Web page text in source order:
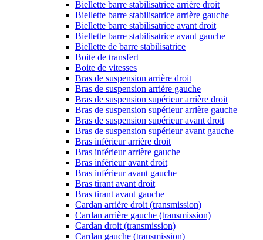
Biellette barre stabilisatrice arrière droit
Biellette barre stabilisatrice arrière gauche
Biellette barre stabilisatrice avant droit
Biellette barre stabilisatrice avant gauche
Biellette de barre stabilisatrice
Boite de transfert
Boite de vitesses
Bras de suspension arrière droit
Bras de suspension arrière gauche
Bras de suspension supérieur arrière droit
Bras de suspension supérieur arrière gauche
Bras de suspension supérieur avant droit
Bras de suspension supérieur avant gauche
Bras inférieur arrière droit
Bras inférieur arrière gauche
Bras inférieur avant droit
Bras inférieur avant gauche
Bras tirant avant droit
Bras tirant avant gauche
Cardan arrière droit (transmission)
Cardan arrière gauche (transmission)
Cardan droit (transmission)
Cardan gauche (transmission)